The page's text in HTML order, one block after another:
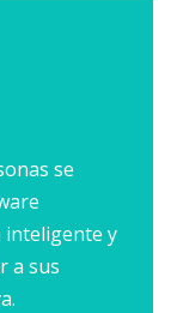
se
inteligente y
a sus